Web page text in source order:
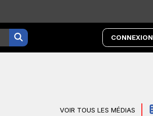
CONNEXION
VOIR TOUS LES MÉDIAS